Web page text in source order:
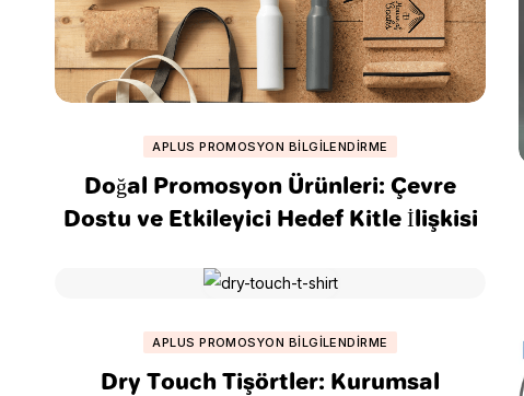
APLUS PROMOSYON BILGILENDIRME
Doğal Promosyon Ürünleri: Çevre
Dostu ve Etkileyici Hedef Kitle İlişkisi
APLUS PROMOSYON BILGILENDIRME
Dry Touch Tişörtler: Kurumsal